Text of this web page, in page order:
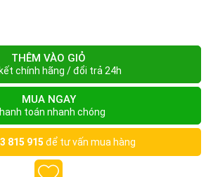
THÊM VÀO GIỎ
chính hãng / đổi trả 24h
MUA NGAY
toán nhanh chóng
815 915 để tư vấn mua hàng